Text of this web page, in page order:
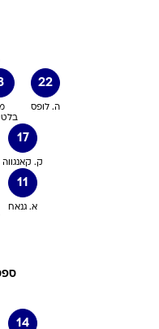
22
ה. לופס
17
ק. קאנגווה
11
א. גנאח
14